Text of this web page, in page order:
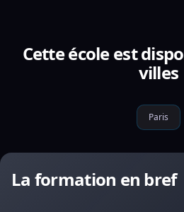
Cette école est
villes
Paris
La formation en bref